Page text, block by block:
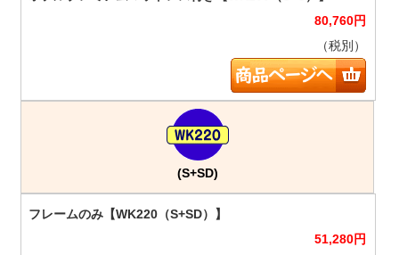
80,760円
（税別）
(S+SD)
51,280円